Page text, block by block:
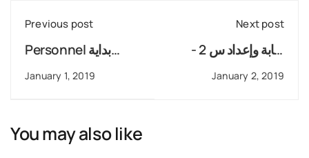
Previous post
Personnel بداية
السنة عند ال
January 1, 2019
Next post
كتابة وإعداد س 2 -
استمارة 2 تأمينات
January 2, 2019
You may also like